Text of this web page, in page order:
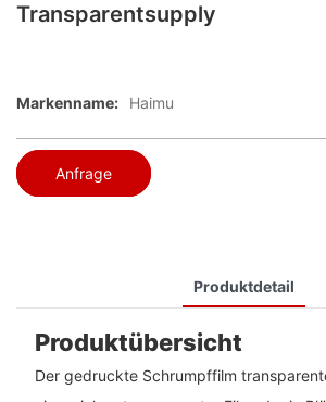
Transparentsupply
Markenname: Haimu
Anfrage
Produktdetail
Produktübersicht
Der gedruckte Schrumpffilm